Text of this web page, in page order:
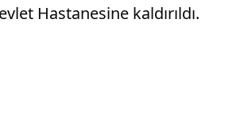
madde
Hastanesine kaldırıldı.